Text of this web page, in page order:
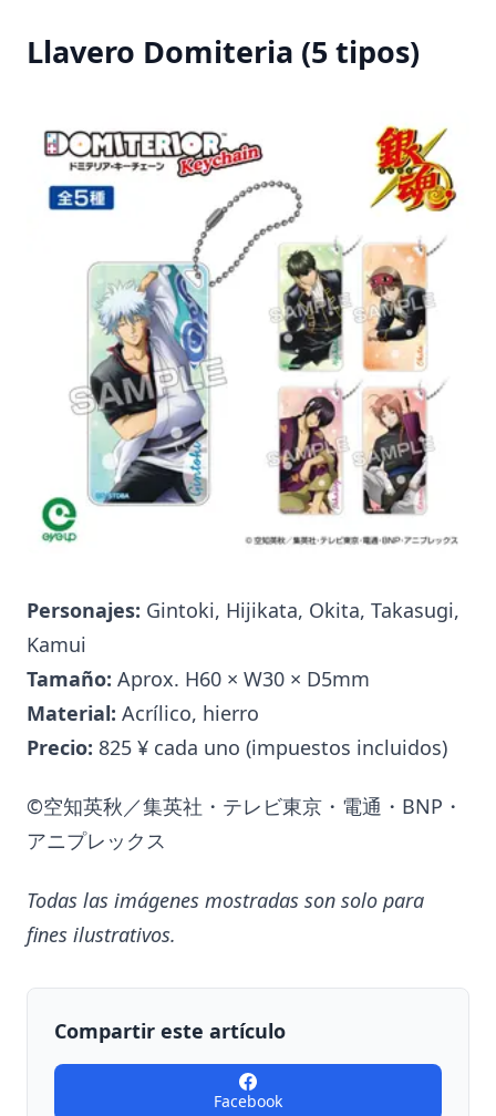
Llavero Domiteria (5 tipos)
Personajes: Gintoki, Hijikata, Okita, Takasugi,
Kamui
Tamaño: Aprox. H60 × W30 × D5mm
Material: Acrílico, hierro
Precio: 825 ¥ cada uno (impuestos incluidos)
©空知英秋／集英社・テレビ東京・電通・BNP・
アニプレックス
Todas las imágenes mostradas son solo para
fines ilustrativos.
Compartir este artículo
Facebook